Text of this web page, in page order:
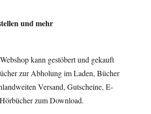
und mehr
kann gestöbert und gekauft
zur Abholung im Laden, Bücher
Versand, Gutscheine, E-
zum Download.